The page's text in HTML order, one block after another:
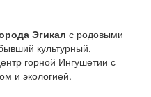
Эгикал с родовыми
культурный,
горной Ингушетии с
и экологией.